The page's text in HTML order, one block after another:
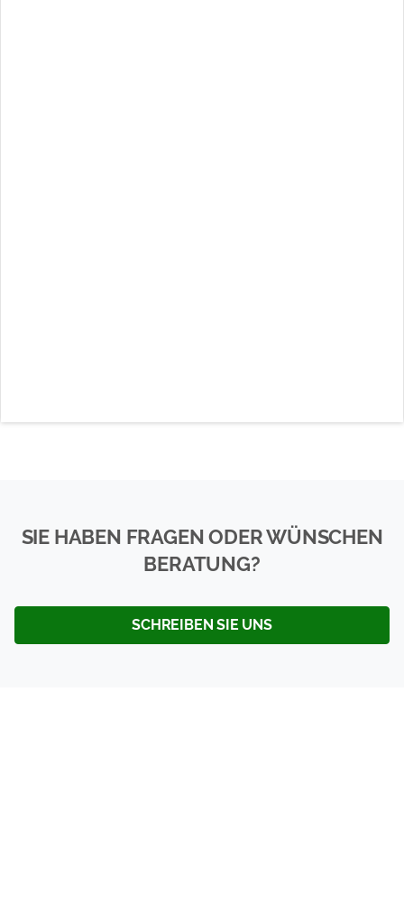
SIE HABEN FRAGEN ODER WÜNSCHEN
BERATUNG?
SCHREIBEN SIE UNS